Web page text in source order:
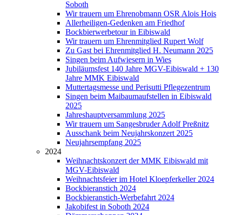
Soboth
Wir trauern um Ehrenobmann OSR Alois Hois
Allerheiligen-Gedenken am Friedhof
Bockbierwerbetour in Eibiswald
Wir trauern um Ehrenmitglied Rupert Wolf
Zu Gast bei Ehrenmitglied H. Neumann 2025
Singen beim Aufwiesern in Wies
Jubiläumsfest 140 Jahre MGV-Eibiswald + 130
Jahre MMK Eibiswald
Muttertagsmesse und Perisutti Pflegezentrum
Singen beim Maibaumaufstellen in Eibiswald
2025
Jahreshauptversammlung 2025
Wir trauern um Sangesbruder Adolf Preßnitz
Ausschank beim Neujahrskonzert 2025
Neujahrsempfang 2025
2024
Weihnachtskonzert der MMK Eibiswald mit
MGV-Eibiswald
Weihnachtsfeier im Hotel Kloepferkeller 2024
Bockbieranstich 2024
Bockbieranstich-Werbefahrt 2024
Jakobifest in Soboth 2024